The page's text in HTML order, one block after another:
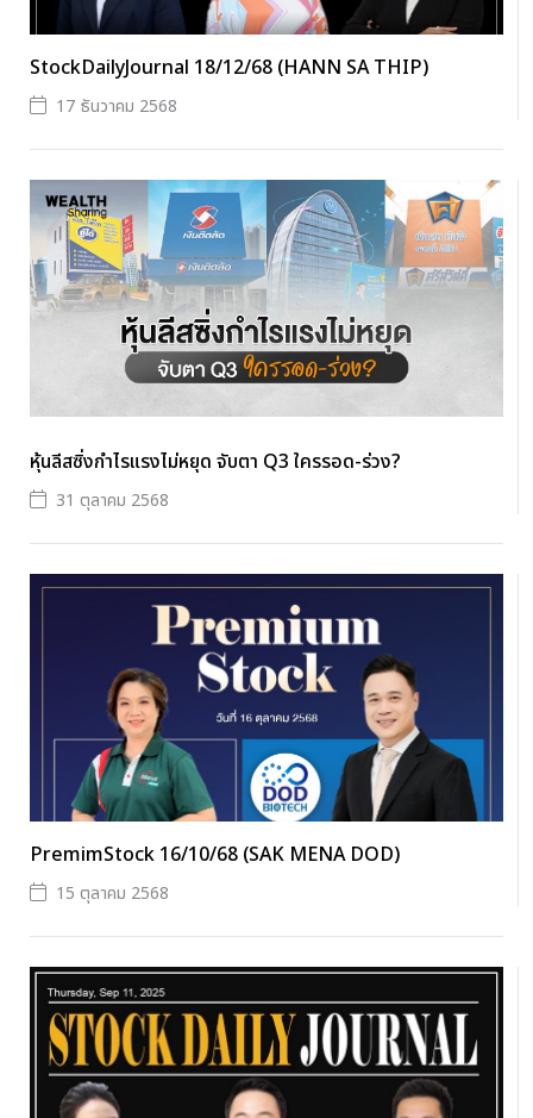
StockDailyJournal 18/12/68 (HANN SA THIP)
17 ธันวาคม 2568
หุ้นลีสซิ่งกำไรแรงไม่หยุด จับตา Q3 ใครรอด-ร่วง?
31 ตุลาคม 2568
PremimStock 16/10/68 (SAK MENA DOD)
15 ตุลาคม 2568